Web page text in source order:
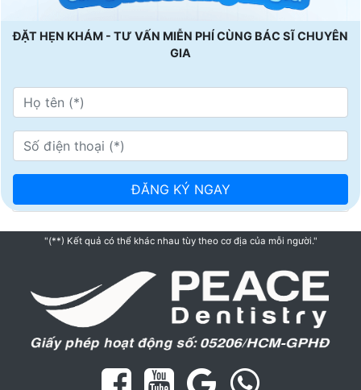
ĐẶT HẸN KHÁM - TƯ VẤN MIỄN PHÍ CÙNG BÁC SĨ CHUYÊN
GIA
"(**) Kết quả có thể khác nhau tùy theo cơ địa của mỗi người."